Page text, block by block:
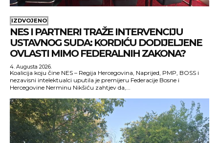
IZDVOJENO
NES I PARTNERI TRAŽE INTERVENCIJU
USTAVNOG SUDA: KORDIĆU DODIJELJENE
OVLASTI MIMO FEDERALNIH ZAKONA?
4. Augusta 2026.
Koalicija koju čine NES – Regija Hercegovina, Naprijed, PMP, BOSS i
nezavisni intelektualci uputila je premijeru Federacije Bosne i
Hercegovine Nerminu Nikšiću zahtjev da,...